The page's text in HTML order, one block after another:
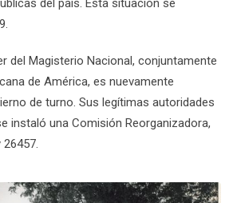
del país. Esta situación se
del Magisterio Nacional, conjuntamente
de América, es nuevamente
de turno. Sus legítimas autoridades
instaló una Comisión Reorganizadora,